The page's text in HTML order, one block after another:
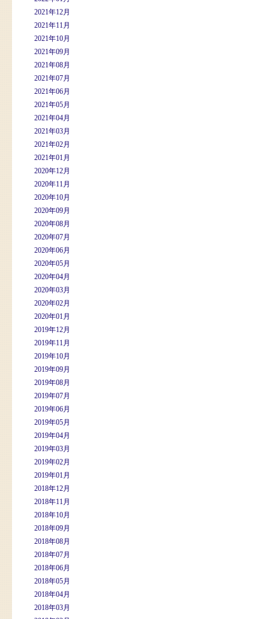
2021年12月
2021年11月
2021年10月
2021年09月
2021年08月
2021年07月
2021年06月
2021年05月
2021年04月
2021年03月
2021年02月
2021年01月
2020年12月
2020年11月
2020年10月
2020年09月
2020年08月
2020年07月
2020年06月
2020年05月
2020年04月
2020年03月
2020年02月
2020年01月
2019年12月
2019年11月
2019年10月
2019年09月
2019年08月
2019年07月
2019年06月
2019年05月
2019年04月
2019年03月
2019年02月
2019年01月
2018年12月
2018年11月
2018年10月
2018年09月
2018年08月
2018年07月
2018年06月
2018年05月
2018年04月
2018年03月